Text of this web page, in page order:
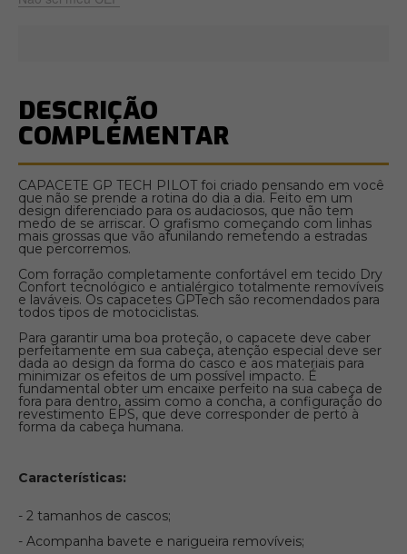
DESCRIÇÃO
COMPLEMENTAR
CAPACETE GP TECH PILOT foi criado pensando em você
que não se prende a rotina do dia a dia. Feito em um
design diferenciado para os audaciosos, que não tem
medo de se arriscar. O grafismo começando com linhas
mais grossas que vão afunilando remetendo a estradas
que percorremos.
Com forração completamente confortável em tecido Dry
Confort tecnológico e antialérgico totalmente removíveis
e laváveis. Os capacetes GPTech são recomendados para
todos tipos de motociclistas.
Para garantir uma boa proteção, o capacete deve caber
perfeitamente em sua cabeça, atenção especial deve ser
dada ao design da forma do casco e aos materiais para
minimizar os efeitos de um possível impacto. É
fundamental obter um encaixe perfeito na sua cabeça de
fora para dentro, assim como a concha, a configuração do
revestimento EPS, que deve corresponder de perto à
forma da cabeça humana.
Características:
- 2 tamanhos de cascos;
- Acompanha bavete e narigueira removíveis;